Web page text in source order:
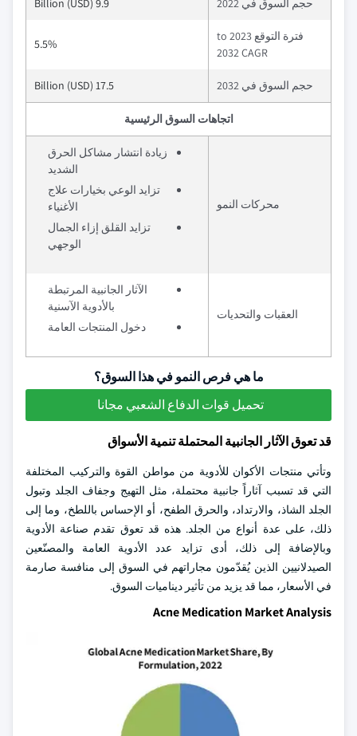
حجم السوق في 2022 9.9 Billion (USD)
فترة التوقع 2023 to
2032 CAGR
5.5%
حجم السوق في 2032 17.5 Billion (USD)
اتجاهات السوق الرئيسية
محركات النمو
زيادة انتشار مشاكل الحرق
الشديد
تزايد الوعي بخيارات علاج
الأغنياء
تزايد القلق إزاء الجمال
الوجهي
العقبات والتحديات
الآثار الجانبية المرتبطة
بالأدوية الآسنية
دخول المنتجات العامة
ما هي فرص النمو في هذا السوق؟
تحميل قوات الدفاع الشعبي مجانا
قد تعوق الآثار الجانبية المحتملة تنمية الأسواق
وتأتي منتجات الأكوان للأدوية من مواطن القوة والتركيب المختلفة
التي قد تسبب آثاراً جانبية محتملة، مثل التهيج وجفاف الجلد وتبول
الجلد الشاذ، والارتداد، والحرق الطفح، أو الإحساس باللطخ، وما إلى
ذلك، على عدة أنواع من الجلد. هذه قد تعوق تقدم صناعة الأدوية
وبالإضافة إلى ذلك، أدى تزايد عدد الأدوية العامة والمصنّعين
الصيدلانيين الذين يُقدّمون مجاراتهم في السوق إلى منافسة صارمة
في الأسعار، مما قد يزيد من تأثير ديناميات السوق.
Acne Medication Market Analysis